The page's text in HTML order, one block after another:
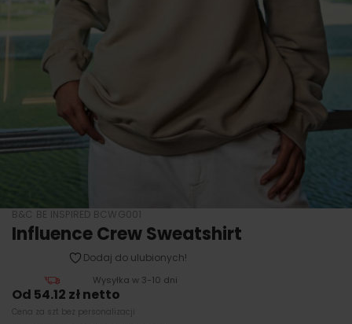
B&C BE INSPIRED BCWG001
Influence Crew Sweatshirt
Dodaj do ulubionych!
Wysyłka w 3-10 dni
Od 54.12 zł netto
Cena za szt bez personalizacji